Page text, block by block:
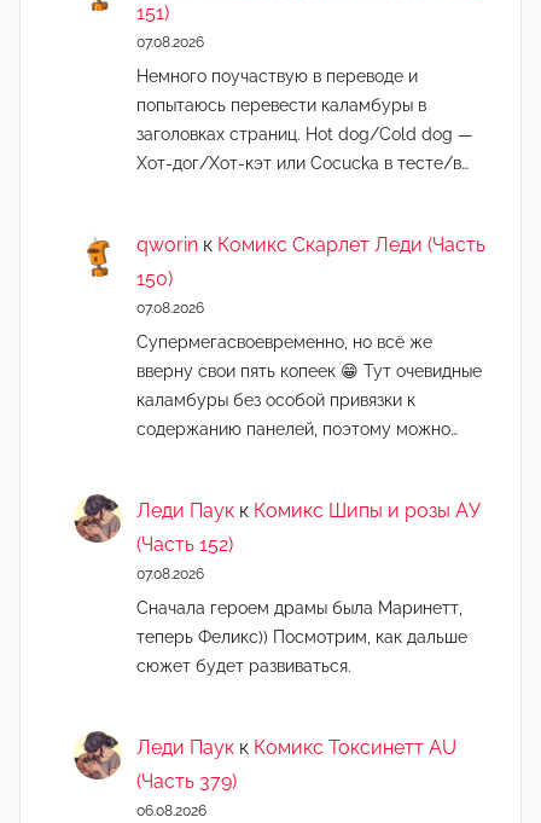
151)
07.08.2026
Немного поучаствую в переводе и
попытаюсь перевести каламбуры в
заголовках страниц. Hot dog/Cold dog —
Хот-дог/Хот-кэт или Cocucka в тесте/в…
qworin к Комикс Скарлет Леди (Часть
150)
07.08.2026
Супермегасвоевременно, но всё же
вверну свои пять копеек 😁 Тут очевидные
каламбуры без особой привязки к
содержанию панелей, поэтому можно…
Леди Паук к Комикс Шипы и розы АУ
(Часть 152)
07.08.2026
Сначала героем драмы была Маринетт,
теперь Феликс)) Посмотрим, как дальше
сюжет будет развиваться.
Леди Паук к Комикс Токсинетт AU
(Часть 379)
06.08.2026